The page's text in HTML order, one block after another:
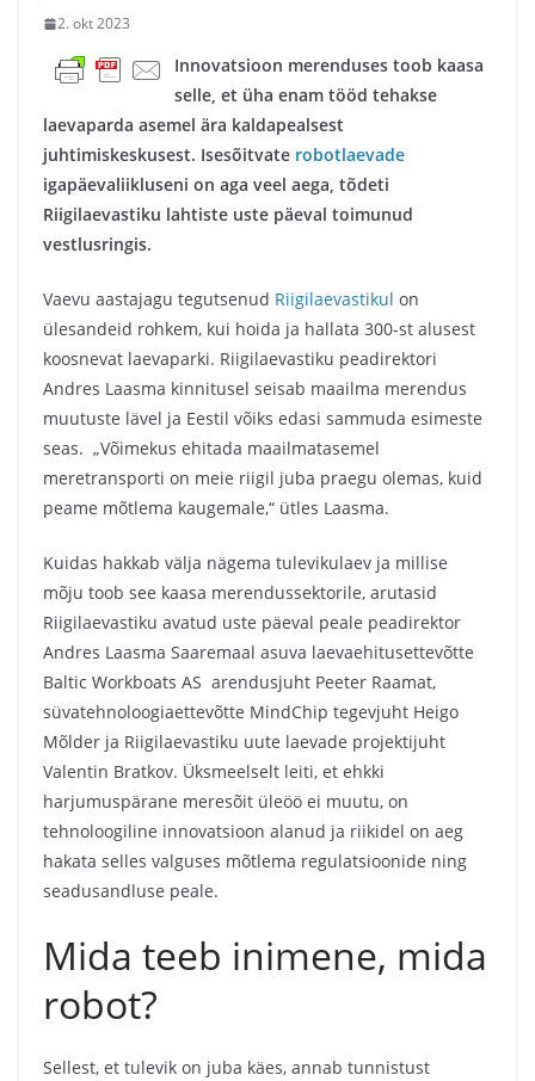
2. okt 2023
Innovatsioon merenduses toob kaasa
selle, et üha enam tööd tehakse
laevaparda asemel ära kaldapealsest
juhtimiskeskusest. Isesõitvate robotlaevade
igapäevaliikluseni on aga veel aega, tõdeti
Riigilaevastiku lahtiste uste päeval toimunud
vestlusringis.
Vaevu aastajagu tegutsenud Riigilaevastikul on
ülesandeid rohkem, kui hoida ja hallata 300-st alusest
koosnevat laevaparki. Riigilaevastiku peadirektori
Andres Laasma kinnitusel seisab maailma merendus
muutuste lävel ja Eestil võiks edasi sammuda esimeste
seas. „Võimekus ehitada maailmatasemel
meretransporti on meie riigil juba praegu olemas, kuid
peame mõtlema kaugemale,“ ütles Laasma.
Kuidas hakkab välja nägema tulevikulaev ja millise
mõju toob see kaasa merendussektorile, arutasid
Riigilaevastiku avatud uste päeval peale peadirektor
Andres Laasma Saaremaal asuva laevaehitusettevõtte
Baltic Workboats AS arendusjuht Peeter Raamat,
süvatehnoloogiaettevõtte MindChip tegevjuht Heigo
Mõlder ja Riigilaevastiku uute laevade projektijuht
Valentin Bratkov. Üksmeelselt leiti, et ehkki
harjumuspärane meresõit üleöö ei muutu, on
tehnoloogiline innovatsioon alanud ja riikidel on aeg
hakata selles valguses mõtlema regulatsioonide ning
seadusandluse peale.
Mida teeb inimene, mida
robot?
Sellest, et tulevik on juba käes, annab tunnistust